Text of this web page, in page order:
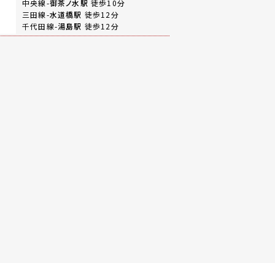
中央線-御茶ノ水駅 徒歩10分
三田線-水道橋駅 徒歩12分
千代田線-湯島駅 徒歩12分